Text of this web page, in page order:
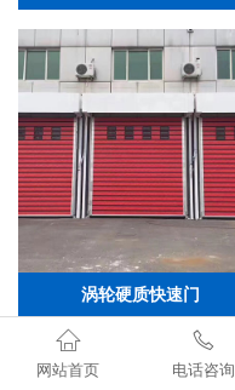
涡轮硬质快速门

网站首页

电话咨询